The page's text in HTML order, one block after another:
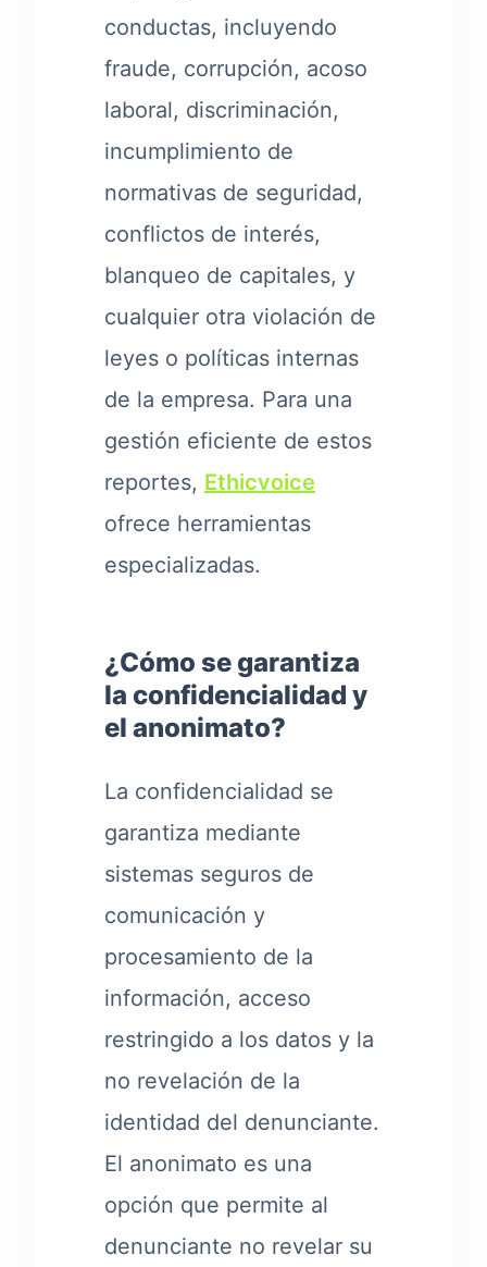
conductas, incluyendo
fraude, corrupción, acoso
laboral, discriminación,
incumplimiento de
normativas de seguridad,
conflictos de interés,
blanqueo de capitales, y
cualquier otra violación de
leyes o políticas internas
de la empresa. Para una
gestión eficiente de estos
reportes, Ethicvoice
ofrece herramientas
especializadas.
¿Cómo se garantiza
la confidencialidad y
el anonimato?
La confidencialidad se
garantiza mediante
sistemas seguros de
comunicación y
procesamiento de la
información, acceso
restringido a los datos y la
no revelación de la
identidad del denunciante.
El anonimato es una
opción que permite al
denunciante no revelar su